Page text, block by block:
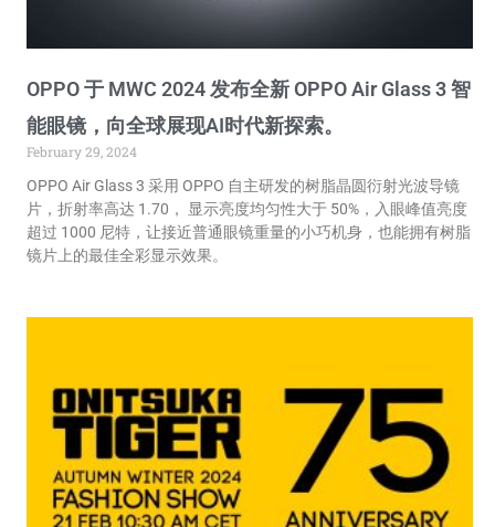
OPPO 于 MWC 2024 发布全新 OPPO Air Glass 3 智
能眼镜，向全球展现AI时代新探索。
February 29, 2024
OPPO Air Glass 3 采用 OPPO 自主研发的树脂晶圆衍射光波导镜
片，折射率高达 1.70， 显示亮度均匀性大于 50%，入眼峰值亮度
超过 1000 尼特，让接近普通眼镜重量的小巧机身，也能拥有树脂
镜片上的最佳全彩显示效果。